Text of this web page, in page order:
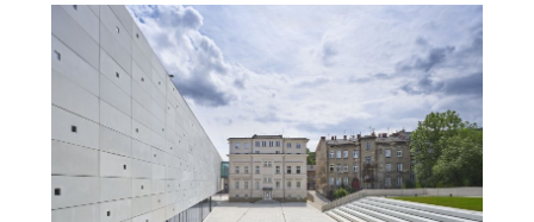
PRODUKTY
Vypínače a zásuvky NEXA RONDO -
OBZOR